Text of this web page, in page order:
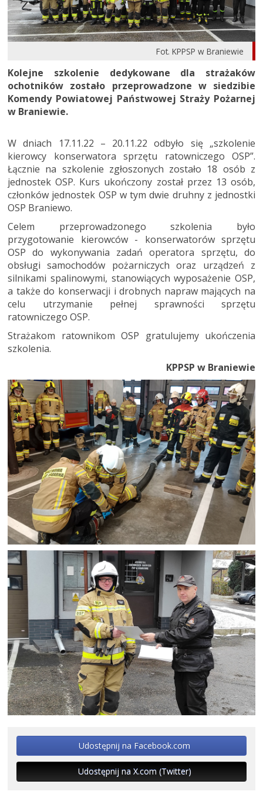
Fot. KPPSP w Braniewie
Kolejne szkolenie dedykowane dla strażaków
ochotników zostało przeprowadzone w siedzibie
Komendy Powiatowej Państwowej Straży Pożarnej
w Braniewie.
W dniach 17.11.22 – 20.11.22 odbyło się „szkolenie
kierowcy konserwatora sprzętu ratowniczego OSP”.
Łącznie na szkolenie zgłoszonych zostało 18 osób z
jednostek OSP. Kurs ukończony został przez 13 osób,
członków jednostek OSP w tym dwie druhny z jednostki
OSP Braniewo.
Celem przeprowadzonego szkolenia było
przygotowanie kierowców - konserwatorów sprzętu
OSP do wykonywania zadań operatora sprzętu, do
obsługi samochodów pożarniczych oraz urządzeń z
silnikami spalinowymi, stanowiących wyposażenie OSP,
a także do konserwacji i drobnych napraw mających na
celu utrzymanie pełnej sprawności sprzętu
ratowniczego OSP.
Strażakom ratownikom OSP gratulujemy ukończenia
szkolenia.
KPPSP w Braniewie
Udostępnij na Facebook.com
Udostępnij na X.com (Twitter)